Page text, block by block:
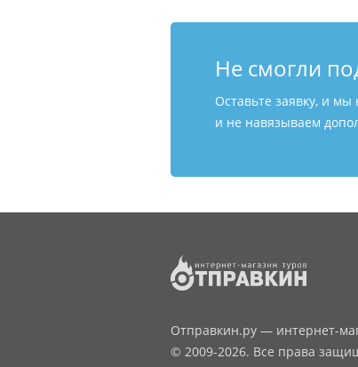
Не смогли
Оставьте заявку, и
и не навязываем
Отправкин.ру — интернет-
© 2009-2026. Все права